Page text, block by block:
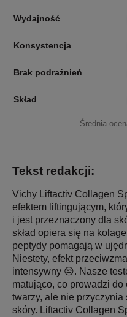
Wydajność
Konsystencja
Brak podrażnień
Skład
Średnia
Tekst redakcji:
Vichy Liftactiv Collagen
efektem liftingującym,
i jest przeznaczony dla
skład opiera się na
peptydy pomagają w
Niestety, efekt
intensywny 😒. Nasze
matująco, co prowadzi do
twarzy, ale nie
skóry. Liftactiv Collagen